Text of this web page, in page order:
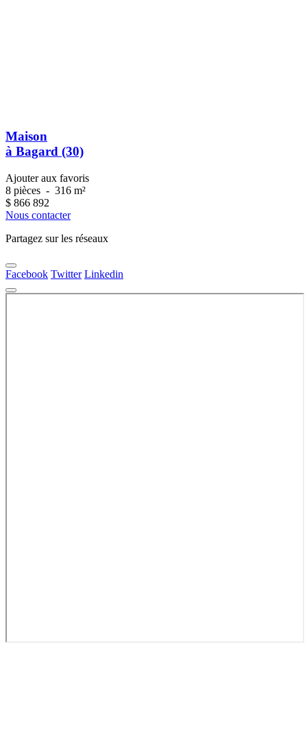
Maison
à Bagard (30)
Ajouter aux favoris
8 pièces - 316 m²
$ 866 892
Nous contacter
Partagez sur les réseaux
Facebook Twitter Linkedin